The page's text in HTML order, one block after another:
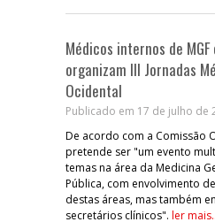
Médicos internos de
organizam III Jornadas
Ocidental
Publicado em 17 de julho de
De acordo com a Comissão
pretende ser "um evento
temas na área da Medicina
Pública, com envolvimento
destas áreas, mas também
secretários clínicos". ler